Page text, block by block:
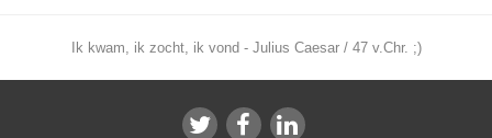
Ik kwam, ik zocht, ik vond - Julius Caesar / 47 v.Chr. ;)